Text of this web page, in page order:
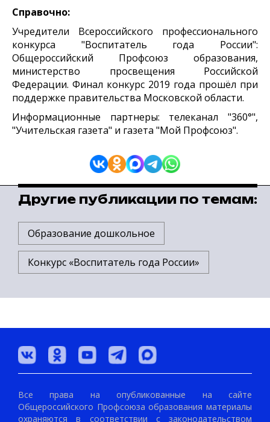
Справочно:
Учредители Всероссийского профессионального
конкурса "Воспитатель года России":
Общероссийский Профсоюз образования,
министерство просвещения Российской
Федерации. Финал конкурс 2019 года прошёл при
поддержке правительства Московской области.
Информационные партнеры: телеканал "360°",
"Учительская газета" и газета "Мой Профсоюз".
Другие публикации по темам:
Образование дошкольное
Конкурс «Воспитатель года России»
Все права на опубликованные на сайте
Общероссийского Профсоюза образования материалы
охраняются в соответствии с законодательством